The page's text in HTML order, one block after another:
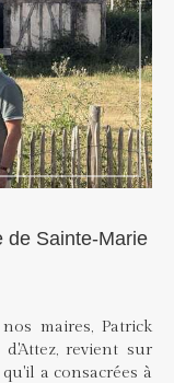
de Sainte-Marie
maires, Patrick
revient sur
a consacrées à